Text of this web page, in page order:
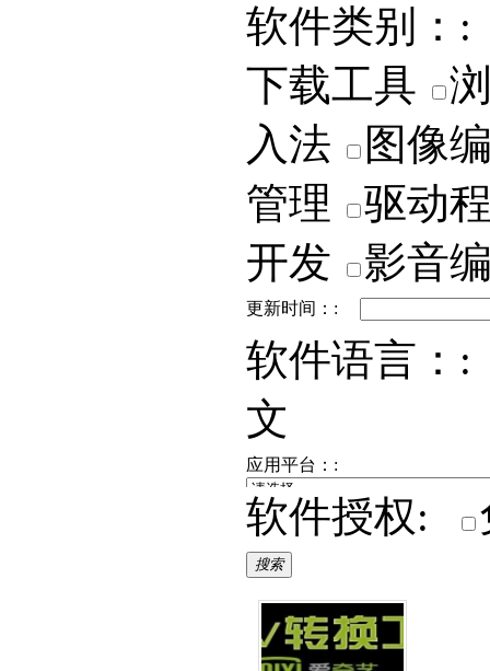
软件类别：:
下载工具
入法
图像
管理
驱动
开发
影音
更新时间：:
软件语言：:
文
应用平台：:
软件授权:
搜索